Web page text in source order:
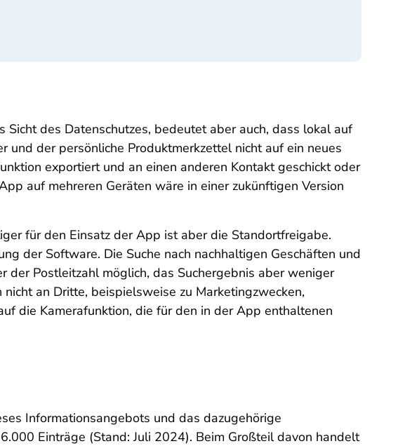
des Datenschutzes, bedeutet aber auch, dass lokal auf
der persönliche Produktmerkzettel nicht auf ein neues
exportiert und an einen anderen Kontakt geschickt oder
auf mehreren Geräten wäre in einer zukünftigen Version
für den Einsatz der App ist aber die Standortfreigabe.
der Software. Die Suche nach nachhaltigen Geschäften und
Postleitzahl möglich, das Suchergebnis aber weniger
an Dritte, beispielsweise zu Marketingzwecken,
die Kamerafunktion, die für den in der App enthaltenen
Informationsangebots und das dazugehörige
Einträge (Stand: Juli 2024). Beim Großteil davon handelt